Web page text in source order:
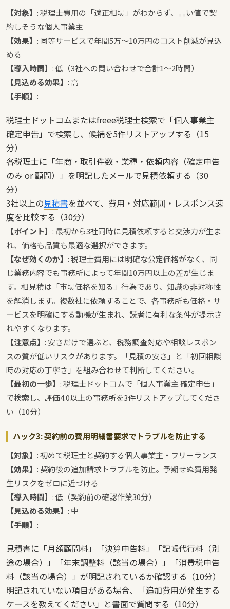
【対象】 : 税理士費用の「適正相場」がわからず、言い値で契
約しそうな個人事業主
【効果】 : 同等サービスで年間5万〜10万円のコスト削減が見込
める
【導入時間】 : 低（3社への問い合わせで合計1〜2時間）
【見込める効果】 : 高
【手順】 :
税理士ドットコムまたはfreee税理士検索で「個人事業主
確定申告」で検索し、候補を5件リストアップする（15
分）
各税理士に「年商・取引件数・業種・依頼内容（確定申告
のみ or 顧問）」を明記したメールで見積依頼する（30
分）
3社以上の見積書を並べて、費用・対応範囲・レスポンス速
度を比較する（30分）
【ポイント】 : 最初から3社同時に見積依頼すると交渉力が生ま
れ、価格も品質も最適な選択ができます。
【なぜ効くのか】 : 税理士費用には明確な公定価格がなく、同
じ業務内容でも事務所によって年間10万円以上の差が生じま
す。相見積は「市場価格を知る」行為であり、知識の非対称性
を解消します。複数社に依頼することで、各事務所も価格・サ
ービスを明確にする動機が生まれ、読者に有利な条件が提示さ
れやすくなります。
【注意点】 : 安さだけで選ぶと、税務調査対応や相談レスポン
スの質が低いリスクがあります。「見積の安さ」と「初回相談
時の対応の丁寧さ」を組み合わせて判断してください。
【最初の一歩】 : 税理士ドットコムで「個人事業主 確定申告」
で検索し、評価4.0以上の事務所を3件リストアップしてくださ
い（10分）
ハック3: 契約前の費用明細書要求でトラブルを防止する
【対象】 : 初めて税理士と契約する個人事業主・フリーランス
【効果】 : 契約後の追加請求トラブルを防止。予期せぬ費用発
生リスクをゼロに近づける
【導入時間】 : 低（契約前の確認作業30分）
【見込める効果】 : 中
【手順】 :
見積書に「月額顧問料」「決算申告料」「記帳代行料（別
途の場合）」「年末調整料（該当の場合）」「消費税申告
料（該当の場合）」が明記されているか確認する（10分）
明記されていない項目がある場合、「追加費用が発生する
ケースを教えてください」と書面で質問する（10分）